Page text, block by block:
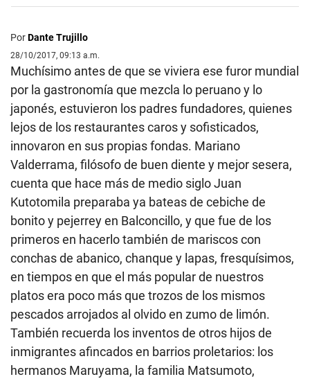
PorDante Trujillo
28/10/2017, 09:13 a.m.
Muchísimo antes de que se viviera ese furor mundial
por la gastronomía que mezcla lo peruano y lo
japonés, estuvieron los padres fundadores, quienes
lejos de los restaurantes caros y sofisticados,
innovaron en sus propias fondas. Mariano
Valderrama, filósofo de buen diente y mejor sesera,
cuenta que hace más de medio siglo Juan
Kutotomila preparaba ya bateas de cebiche de
bonito y pejerrey en Balconcillo, y que fue de los
primeros en hacerlo también de mariscos con
conchas de abanico, chanque y lapas, fresquísimos,
en tiempos en que el más popular de nuestros
platos era poco más que trozos de los mismos
pescados arrojados al olvido en zumo de limón.
También recuerda los inventos de otros hijos de
inmigrantes afincados en barrios proletarios: los
hermanos Maruyama, la familia Matsumoto,